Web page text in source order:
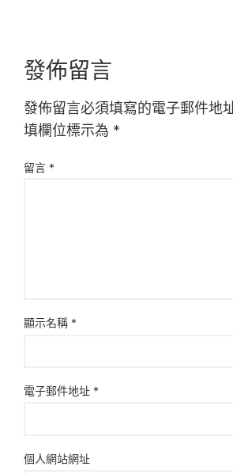
發佈留言
發佈留言必須填寫的電子郵件地
填欄位標示為 *
留言 *
顯示名稱 *
電子郵件地址 *
個人網站網址